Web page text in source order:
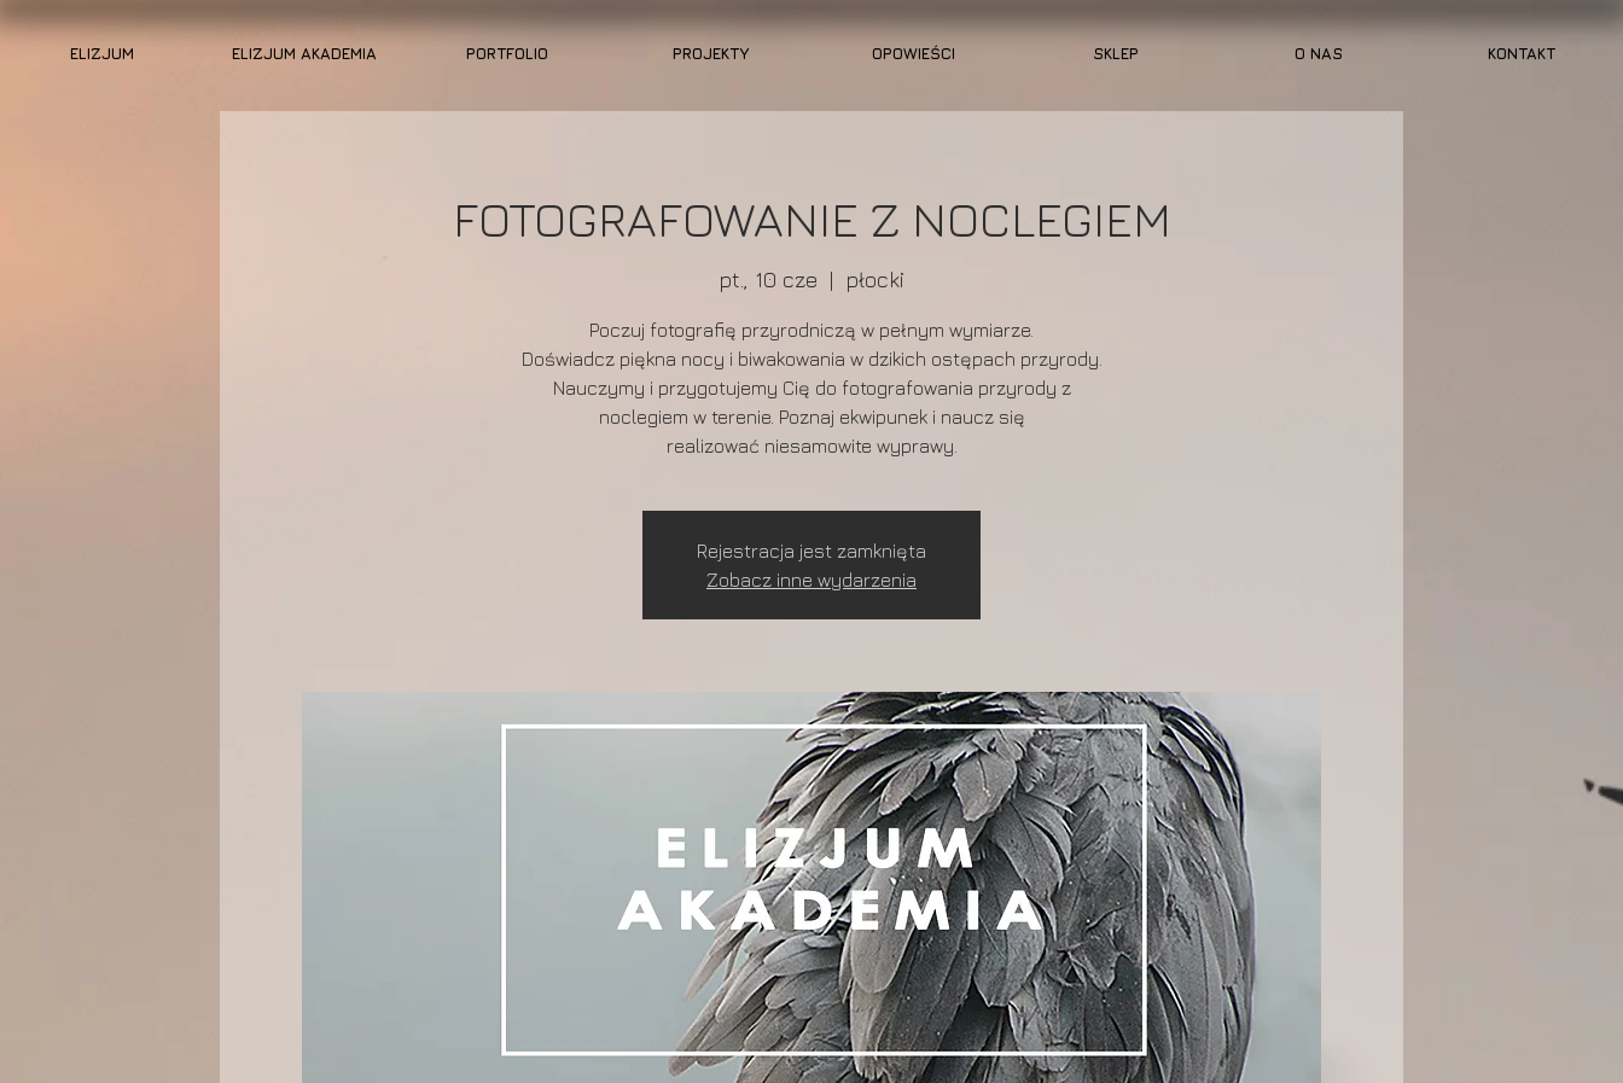
ELIZJUM ELIZJUM AKADEMIA PORTFOLIO PROJEKTY OPOWIEŚCI SKLEP O NAS KONTAKT
FOTOGRAFOWANIE Z NOCLEGIEM
pt., 10 cze
  |
płocki
Poczuj fotografię przyrodniczą w pełnym wymiarze.
Doświadcz piękna nocy i biwakowania w dzikich ostępach przyrody.
Nauczymy i przygotujemy Cię do fotografowania przyrody z
noclegiem w terenie. Poznaj ekwipunek i naucz się
realizować niesamowite wyprawy.
Rejestracja jest zamknięta
Zobacz inne wydarzenia